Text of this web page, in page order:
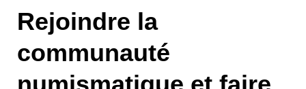
Rejoindre la
communauté